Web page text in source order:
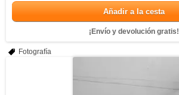
Añadir a la cesta
¡Envío y devolución gratis!
Fotografía